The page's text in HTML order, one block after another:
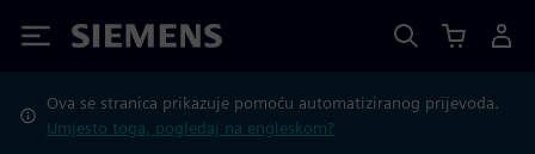
Siemens
Ova se stranica prikazuje pomoću automatiziranog prijevoda.
Umjesto toga, pogledaj na engleskom?